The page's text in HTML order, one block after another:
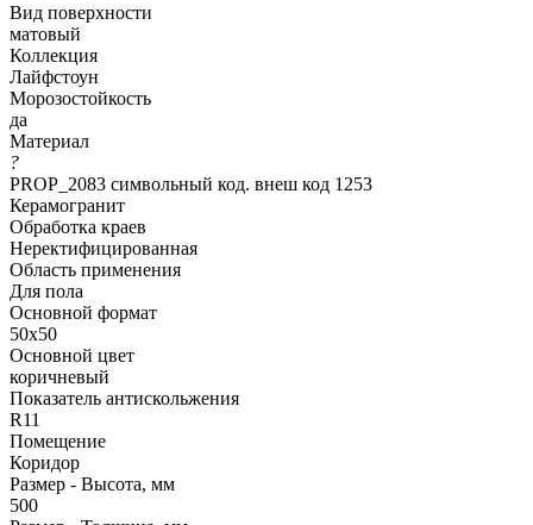
Вид поверхности
матовый
Коллекция
Лайфстоун
Морозостойкость
да
Материал
?
PROP_2083 символьный код. внеш код 1253
Керамогранит
Обработка краев
Неректифицированная
Область применения
Для пола
Основной формат
50х50
Основной цвет
коричневый
Показатель антискольжения
R11
Помещение
Коридор
Размер - Высота, мм
500